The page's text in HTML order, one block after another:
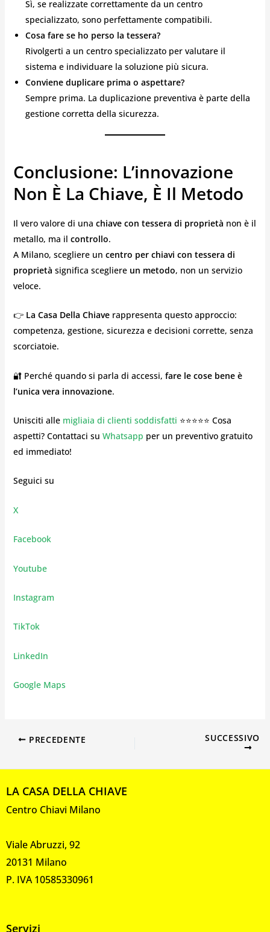
Sì, se realizzate correttamente da un centro
specializzato, sono perfettamente compatibili.
Cosa fare se ho perso la tessera?
Rivolgerti a un centro specializzato per valutare il
sistema e individuare la soluzione più sicura.
Conviene duplicare prima o aspettare?
Sempre prima. La duplicazione preventiva è parte della
gestione corretta della sicurezza.
Conclusione: L’innovazione
Non È La Chiave, È Il Metodo
Il vero valore di una chiave con tessera di proprietà non è il
metallo, ma il controllo.
A Milano, scegliere un centro per chiavi con tessera di
proprietà significa scegliere un metodo, non un servizio
veloce.
👉 La Casa Della Chiaverappresenta questo approccio:
competenza, gestione, sicurezza e decisioni corrette, senza
scorciatoie.
🔐 Perché quando si parla di accessi, fare le cose bene è
l’unica vera innovazione.
Unisciti alle migliaia di clienti soddisfatti ⭐⭐⭐⭐⭐ Cosa
aspetti? Contattaci su Whatsapp per un preventivo gratuito
ed immediato!
Seguici su
X
Facebook
Youtube
Instagram
TikTok
LinkedIn
Google Maps
PRECEDENTE SUCCESSIVO
LA CASA DELLA CHIAVE
Centro Chiavi Milano
Viale Abruzzi, 92
20131 Milano
P. IVA 10585330961
Servizi